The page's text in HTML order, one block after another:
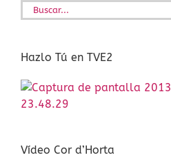
Buscar:
Hazlo Tú en TVE2
Vídeo Cor d’Horta